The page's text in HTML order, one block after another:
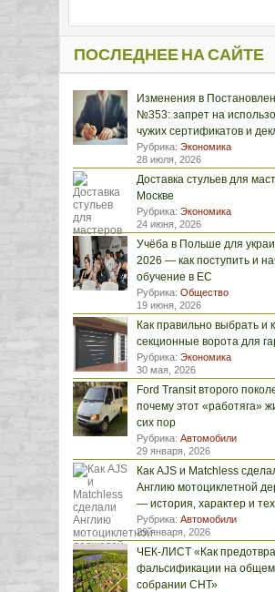
ПОСЛЕДНЕЕ НА САЙТЕ
Изменения в
№353: запрет на
чужих сертификатов и
Рубрика: Экономика
28 июля, 2026
Доставка стульев для
Москве
Рубрика: Экономика
24 июня, 2026
Учёба в Польше для
2026 — как поступить и
обучение в ЕС
Рубрика: Общество
19 июня, 2026
Как правильно выбрать и
секционные ворота для
Рубрика: Экономика
30 мая, 2026
Ford Transit второго
почему этот «работяга»
сих пор
Рубрика: Автомобили
29 января, 2026
Как AJS и Matchless
Англию мотоциклетной
— история, характер и
Рубрика: Автомобили
29 января, 2026
ЧЕК-ЛИСТ «Как
фальсификации на общем
собрании СНТ»